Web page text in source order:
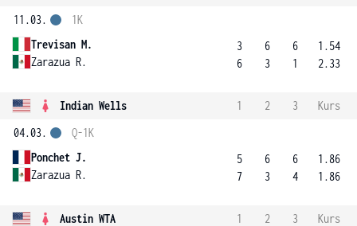
11.03.
Trevisan M.
Zarazua R.
1K
3
6
6
3
6
1
1.54
2.33
Indian Wells 1 2 3
Kurs
04.03.
Ponchet J.
Zarazua R.
Q-1K
5
7
6
3
6
4
1.86
1.86
Austin WTA 1 2 3
Kurs